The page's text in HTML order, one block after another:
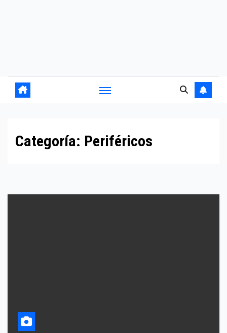
Categoría: Periféricos